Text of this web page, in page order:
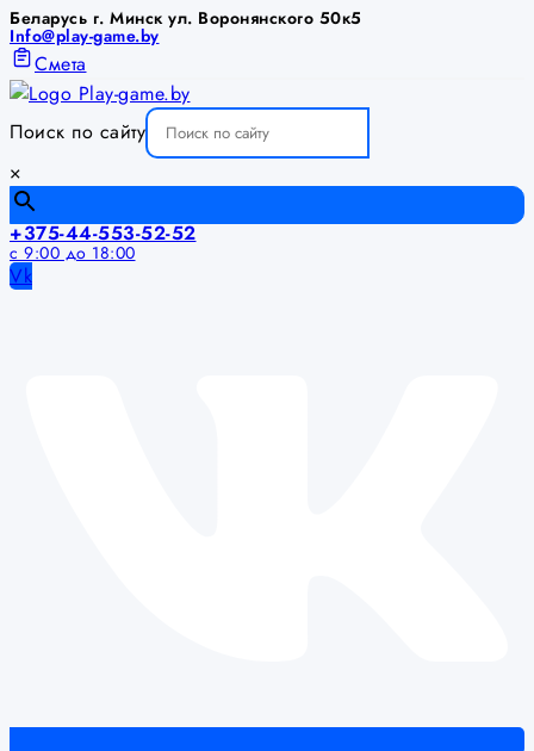
Беларусь г. Минск ул. Воронянского 50к5
Info@play-game.by
Смета
Поиск по сайту
×
+375-44-553-52-52
с 9:00 до 18:00
Vk